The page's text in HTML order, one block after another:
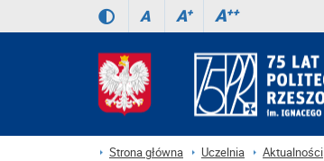
A A+ A++
Strona główna Uczelnia Aktualności